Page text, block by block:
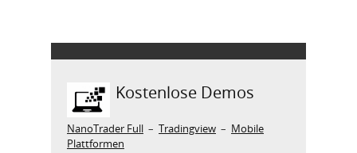
Kostenlose Demos
NanoTrader Full – Tradingview – Mobile
Plattformen